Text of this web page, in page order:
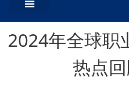
2024年全球职
热点